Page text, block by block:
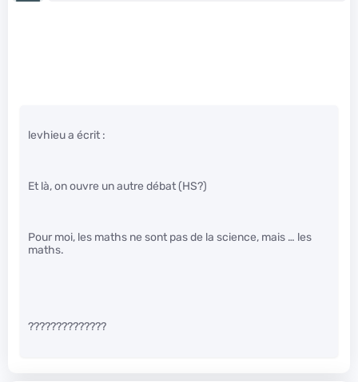
levhieu a écrit :
Et là, on ouvre un autre débat (HS?)
Pour moi, les maths ne sont pas de la science, mais … les
maths.
??????????????